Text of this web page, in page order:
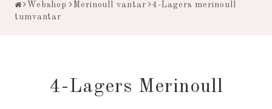
Webshop Merinoull vantar
4-Lagers merinoull
tumvantar
4-Lagers Merinoull